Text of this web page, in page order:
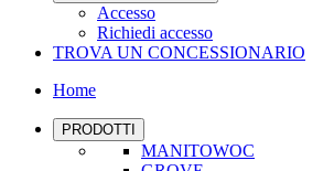
Accesso
Richiedi accesso
TROVA UN CONCESSIONARIO
Home
PRODOTTI
MANITOWOC